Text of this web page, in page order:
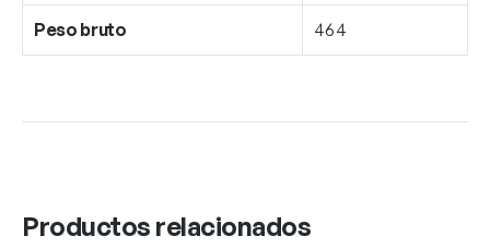
Peso bruto 464
Productos relacionados